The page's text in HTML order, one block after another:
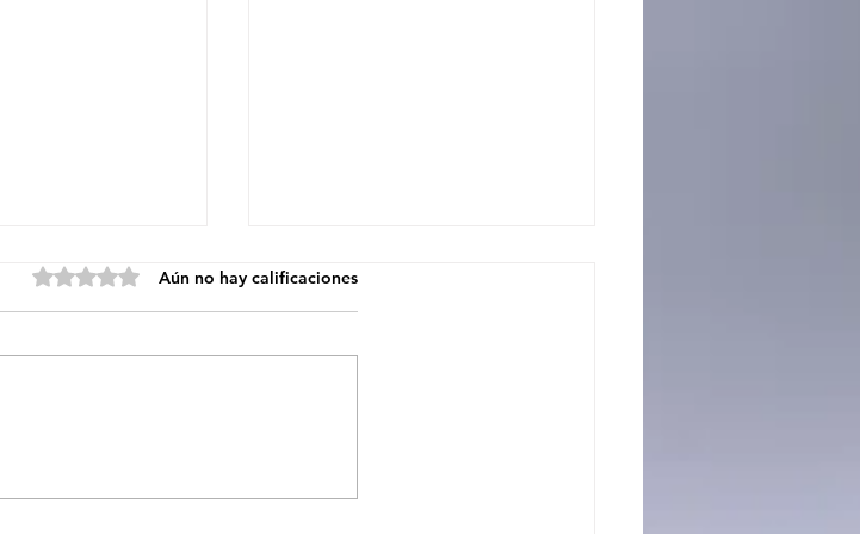
Obtuvo 0 de 5 estrellas.
Aún no hay calificaciones